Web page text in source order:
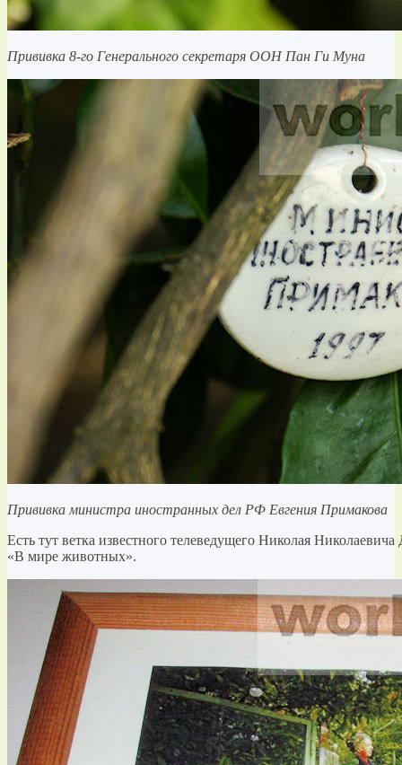
Прививка 8-го Генерального секретаря ООН Пан Ги Муна
Прививка министра иностранных дел РФ Евгения Примакова
Есть тут ветка известного телеведущего Николая
«В мире животных».